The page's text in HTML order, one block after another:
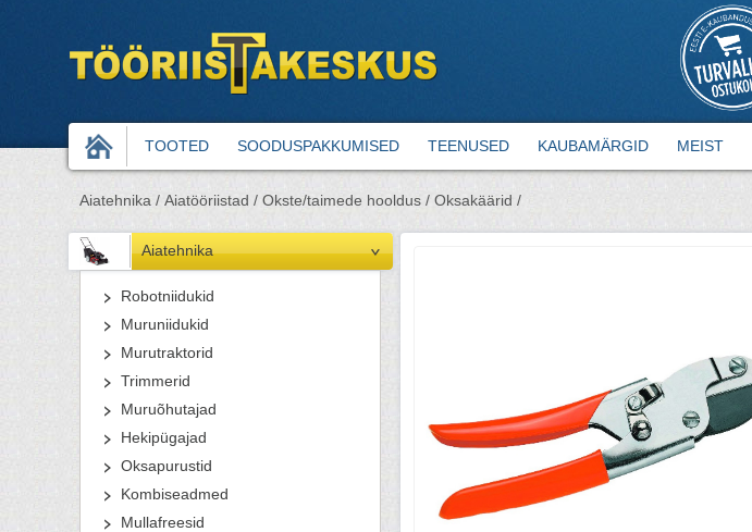
TOOTED SOODUSPAKKUMISED TEENUSED KAUBAMÄRGID MEIST
Aiatehnika / Aiatööriistad / Okste/taimede hooldus / Oksakäärid /
Aiatehnika
Robotniidukid
Muruniidukid
Murutraktorid
Trimmerid
Muruõhutajad
Hekipügajad
Oksapurustid
Kombiseadmed
Mullafreesid